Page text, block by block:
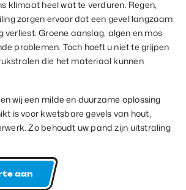
klimaat heel wat te verduren. Regen,
zorgen ervoor dat een gevel langzaam
verliest. Groene aanslag, algen en mos
problemen. Toch hoeft u niet te grijpen
die het materiaal kunnen
wij een milde en duurzame oplossing
is voor kwetsbare gevels van hout,
Zo behoudt uw pand zijn uitstraling
aan